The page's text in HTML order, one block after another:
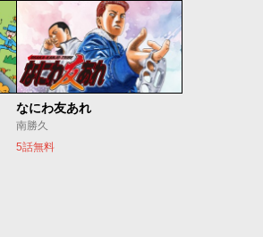
なにわ友あれ
南勝久
5話無料